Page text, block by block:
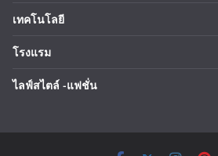
เทคโนโลยี
โรงแรม
ไลฟ์สไตล์ -แฟชั่น